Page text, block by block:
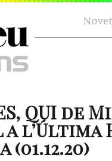
QUI de
l’Última